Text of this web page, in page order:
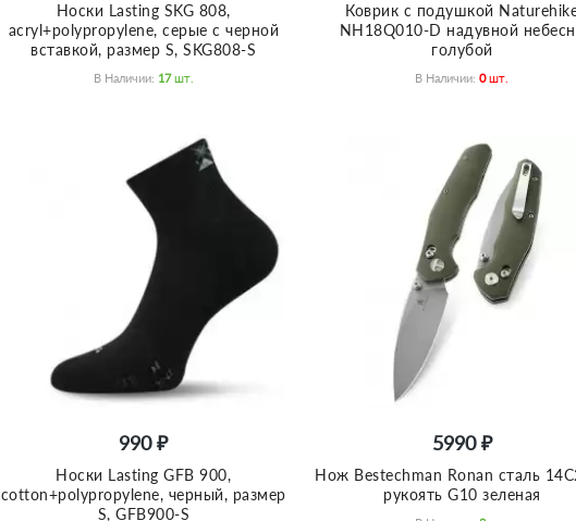
Носки Lasting SKG 808,
acryl+polypropylene, серые с черной
вставкой, размер S, SKG808-S
В Наличии: 17 Шт.
Коврик с подушкой
NH18Q010-D надувной
голубой
В Наличии:0 Шт.
990 ₽
Носки Lasting GFB 900,
cotton+polypropylene, черный, размер
S, GFB900-S
5990 ₽
Нож Bestechman Ronan сталь
рукоять G10 зеленая